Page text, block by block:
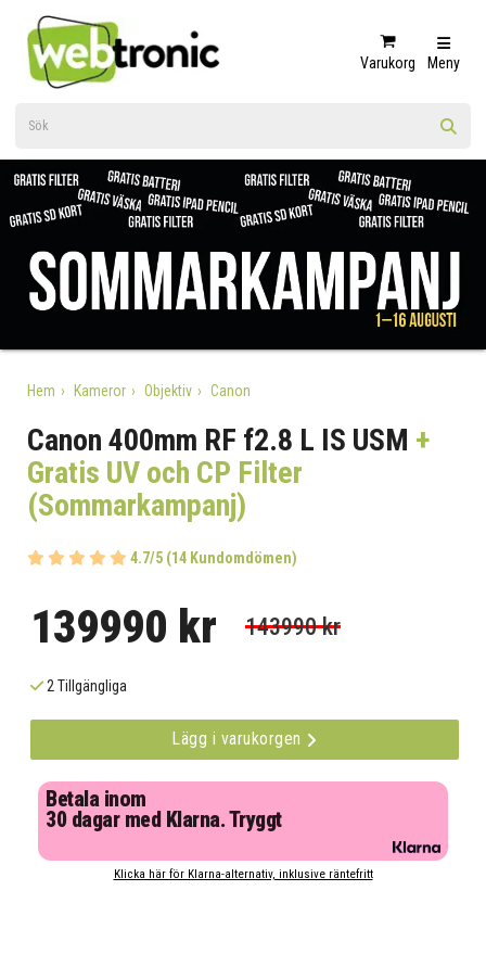
Varukorg Meny
Hem Kameror Objektiv Canon
Canon 400mm RF f2.8 L IS USM +
Gratis UV och CP Filter
(Sommarkampanj)
4.7/5 (14 Kundomdömen)
139990 kr 143990 kr
2 Tillgängliga
Lägg i varukorgen
Betala inom
30 dagar med Klarna. Tryggt
Klicka här för Klarna-alternativ, inklusive räntefritt